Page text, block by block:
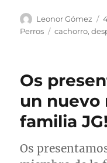
Autor
Leonor Gómez
Perros
Etiquetas
cachorro,
Os
un nuevo
familia JG!
Os